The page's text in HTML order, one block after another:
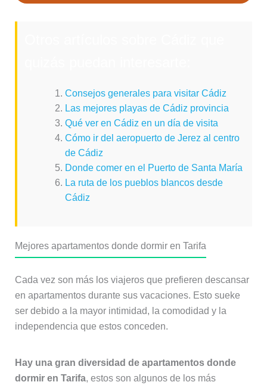
Consejos generales para visitar Cádiz
Las mejores playas de Cádiz provincia
Qué ver en Cádiz en un día de visita
Cómo ir del aeropuerto de Jerez al centro
de Cádiz
Donde comer en el Puerto de Santa María
La ruta de los pueblos blancos desde
Cádiz
Mejores apartamentos donde dormir en Tarifa
Cada vez son más los viajeros que prefieren descansar
en apartamentos durante sus vacaciones. Esto sueke
ser debido a la mayor intimidad, la comodidad y la
independencia que estos conceden.
Hay una gran diversidad de apartamentos donde
dormir en Tarifa, estos son algunos de los más